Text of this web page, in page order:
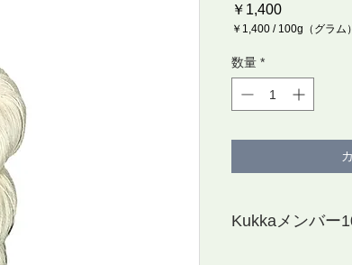
￥1,400価
格
￥1,400 / 100g（グラム）
ご
と
￥1,400
数量 *
Kukkaメンバー